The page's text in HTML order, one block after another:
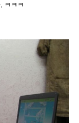
ㅋㅋㅋ